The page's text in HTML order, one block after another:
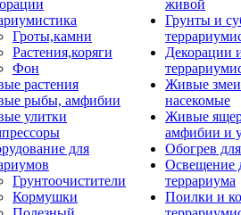
Гроты,камни
Растения,коряги
Фон
растения
рыбы, амфибии
улитки
для
Грунтоочистители
Кормушки
живой
Грунты и
Декорации
Живые
насекомые
Живые
амфибии и
Обогрев
Освещение
террариума
Поилки и